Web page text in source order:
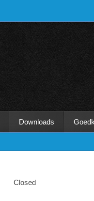
Downloads
Closed